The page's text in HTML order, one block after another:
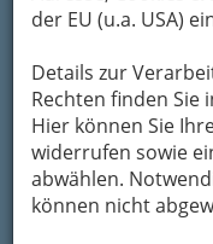
der EU (u.a. USA)
Details zur
Rechten finden Sie
Hier können Sie
widerrufen sowie
abwählen.
können nicht